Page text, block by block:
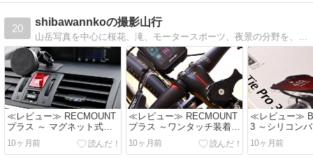
20
shibawannkoの撮影山行
≪レビュー≫ RECMOUNT
プラス ～ マグネット式が
超楽！スマホを車に取り付
ける～
10ヶ月前
≪レビュー≫ RECMOUNT
プラス ～ワンタッチ装着！
スマホを自転車に取り付け
る～
10ヶ月前
≪レビュー≫
3 ～シリコン
単！スマホを
付ける～
10ヶ月前